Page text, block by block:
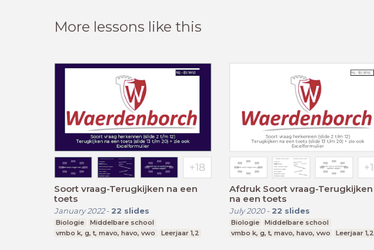
More lessons like this
Soort vraag-Terugkijken na een
toets
January 2022- 22 slides
Biologie
Middelbare school
vmbo k, g, t, mavo, havo, vwo
Leerjaar 1,2
Afdruk Soort vraag-Terugkijken
na een toets
July 2020- 22 slides
Biologie
Middelbare school
vmbo k, g, t, mavo, havo, vwo
Leerjaar 1,2